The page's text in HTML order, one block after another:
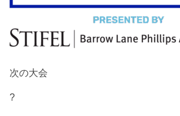
次の大会
?